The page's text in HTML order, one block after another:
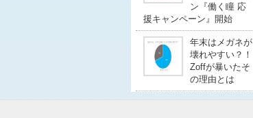
ン『働く瞳 応
援キャンペーン』開始
年末はメガネが
壊れやすい？！
Zoffが暴いたそ
の理由とは